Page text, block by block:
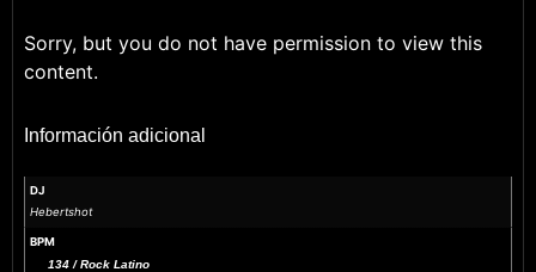
Sorry, but you do not have permission to view this
content.
Información adicional
DJ
Hebertshot
BPM
134 / Rock Latino